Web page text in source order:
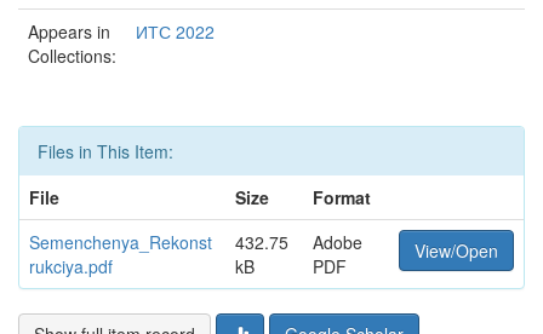
Appears in
Collections:
ИТС 2022
Files in This Item:
File
Size
Format
Semenchenya_Rekonst
rukciya.pdf
432.75
kB
Adobe
PDF
View/Open